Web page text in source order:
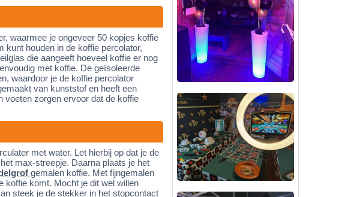
waarmee je ongeveer 50 kopjes koffie
kunt houden in de koffie percolator,
die aangeeft hoeveel koffie er nog
met koffie. De geïsoleerde
waardoor je de koffie percolator
van kunststof en heeft een
voeten zorgen ervoor dat de koffie
met water. Let hierbij op dat je de
max-streepje. Daarna plaats je het
gemalen koffie. Met fijngemalen
koffie komt. Mocht je dit wel willen
steek je de stekker in het stopcontact